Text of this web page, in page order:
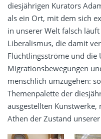
diesjährigen Kurators
als ein Ort, mit dem sich
in unserer Welt falsch
Liberalismus, die damit
Flüchtlingsströme und die
Migrationsbewegungen
menschlich umzugehen:
Themenpalette der
ausgestellten
Athen der Zustand